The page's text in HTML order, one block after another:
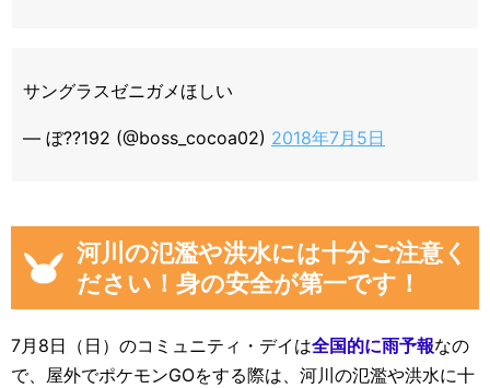
サングラスゼニガメほしい
— ぼ??192 (@boss_cocoa02) 2018年7月5日
河川の氾濫や洪水には十分ご注意く
ださい！身の安全が第一です！
7月8日（日）のコミュニティ・デイは全国的に雨予報なの
で、屋外でポケモンGOをする際は、河川の氾濫や洪水に十